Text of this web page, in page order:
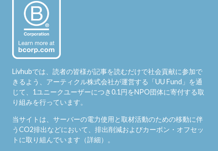
Livhubでは、読者の皆様が記事を読むだけで社会貢献に参加で
きるよう、アーティクル株式会社が運営する「UU Fund 」を通
じて、1ユニークユーザーにつき0.1円をNPO団体に寄付する取
り組みを行っています。
当サイトは、サーバーの電力使用と取材活動のための移動に伴
うCO2排出などにおいて、排出削減およびカーボン・オフセッ
トに取り組んでいます（詳細）。